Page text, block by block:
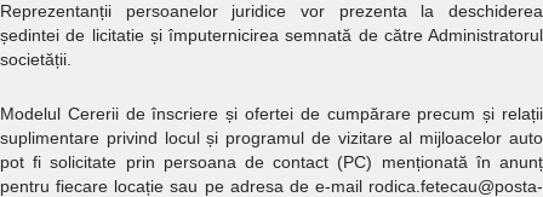
Reprezentanții persoanelor juridice vor prezenta la deschiderea
ședintei de licitatie și împuternicirea semnată de către Administratorul
societății.
Modelul Cererii de înscriere și ofertei de cumpărare precum și relații
suplimentare privind locul și programul de vizitare al mijloacelor auto
pot fi solicitate prin persoana de contact (PC) menționată în anunț
pentru fiecare locație sau pe adresa de e-mail rodica.fetecau@posta-